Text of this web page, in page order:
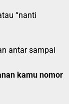
“nanti
antar sampai
kamu nomor